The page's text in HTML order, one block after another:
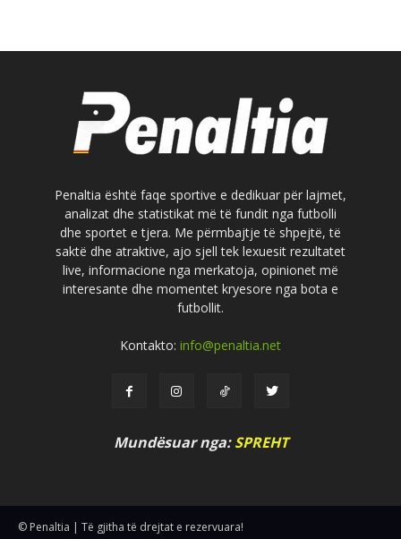
Penaltia është faqe sportive e dedikuar për lajmet,
analizat dhe statistikat më të fundit nga futbolli
dhe sportet e tjera. Me përmbajtje të shpejtë, të
saktë dhe atraktive, ajo sjell tek lexuesit rezultatet
live, informacione nga merkatoja, opinionet më
interesante dhe momentet kryesore nga bota e
futbollit.
Kontakto: info@penaltia.net
Mundësuar nga:SPREHT
© Penaltia | Të gjitha të drejtat e rezervuara!